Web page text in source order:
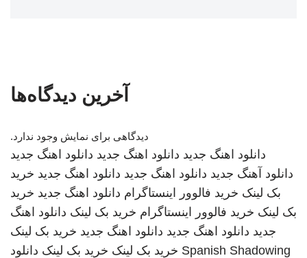
آخرین دیدگاه‌ها
دیدگاهی برای نمایش وجود ندارد.
دانلود اهنگ جدید دانلود اهنگ جدید دانلود اهنگ جدید
دانلود آهنگ جدید دانلود اهنگ جدید دانلود اهنگ جدید خرید
بک لینک خرید فالوور اینستاگرام دانلود اهنگ جدید خرید
بک لینک خرید فالوور اینستاگرام خرید بک لینک دانلود اهنگ
جدید دانلود اهنگ جدید دانلود اهنگ جدید خرید بک لینک
Spanish Shadowing خرید بک لینک خرید بک لینک دانلود